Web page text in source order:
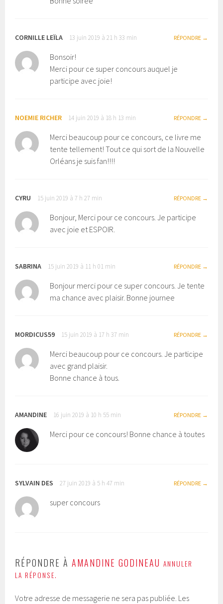
CORNILLE LEÏLA 13 juin 2019 à 21 h 33 min RÉPONDRE
Bonsoir!
Merci pour ce super concours auquel je
participe avec joie!
NOEMIE RICHER 14 juin 2019 à 18 h 13 min RÉPONDRE
Merci beaucoup pour ce concours, ce livre me
tente tellement! Tout ce qui sort de la Nouvelle
Orléans je suis fan!!!!
CYRU 15 juin 2019 à 7 h 27 min RÉPONDRE
Bonjour, Merci pour ce concours. Je participe
avec joie et ESPOIR.
SABRINA 15 juin 2019 à 11 h 01 min RÉPONDRE
Bonjour merci pour ce super concours. Je tente
ma chance avec plaisir. Bonne journee
MORDICUS59 15 juin 2019 à 17 h 37 min RÉPONDRE
Merci beaucoup pour ce concours. Je participe
avec grand plaisir.
Bonne chance à tous.
AMANDINE 16 juin 2019 à 10 h 55 min RÉPONDRE
Merci pour ce concours! Bonne chance à toutes
SYLVAIN DES 27 juin 2019 à 5 h 47 min RÉPONDRE
super concours
RÉPONDRE ÀAMANDINE GODINEAU ANNULER
LA RÉPONSE.
Votre adresse de messagerie ne sera pas publiée. Les